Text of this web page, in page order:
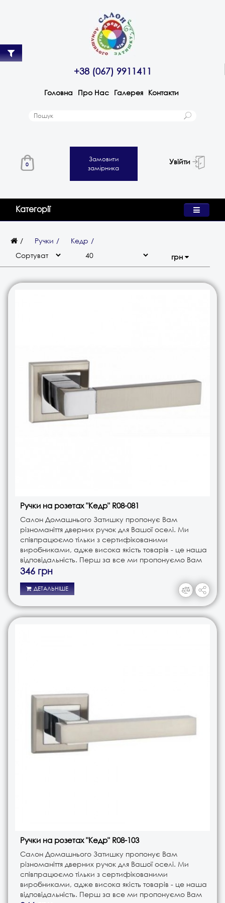
+38 (067) 9911411
Головна Про Нас Галерея Контакти
0
Замовити
замірника
Увійти
Категорії
Ручки
Кедр
грн
Ручки на розетах "Кедр" R08-081
Салон Домашнього Затишку пропонує Вам
різноманіття дверних ручок для Вашої оселі. Ми
співпрацюємо тільки з сертифікованими
виробниками, адже висока якість товарів - це наша
відповідальність. Перш за все ми пропонуємо Вам
ручки різного типу. Це і ручки на планці, і ручки на
розеті, і ручки кноби. В з..
346 грн
ДЕТАЛЬНІШЕ
Ручки на розетах "Кедр" R08-103
Салон Домашнього Затишку пропонує Вам
різноманіття дверних ручок для Вашої оселі. Ми
співпрацюємо тільки з сертифікованими
виробниками, адже висока якість товарів - це наша
відповідальність. Перш за все ми пропонуємо Вам